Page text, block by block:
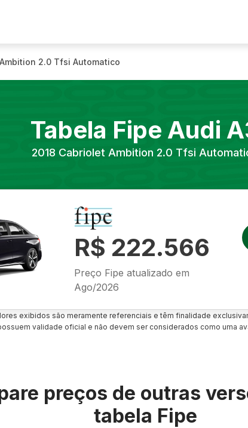
2.0 Tfsi Automatico
Tabela Fipe Audi
2018 Cabriolet Ambition 2.0 Tfsi
R$ 222.566
Preço Fipe atualizado em
Ago/2026
exibidos são meramente referenciais e têm finalidade
validade oficial e não devem ser considerados como uma
preços de outras
tabela Fipe